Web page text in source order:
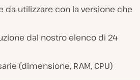
da utilizzare con la versione che
dal nostro elenco di 24
(dimensione, RAM, CPU)